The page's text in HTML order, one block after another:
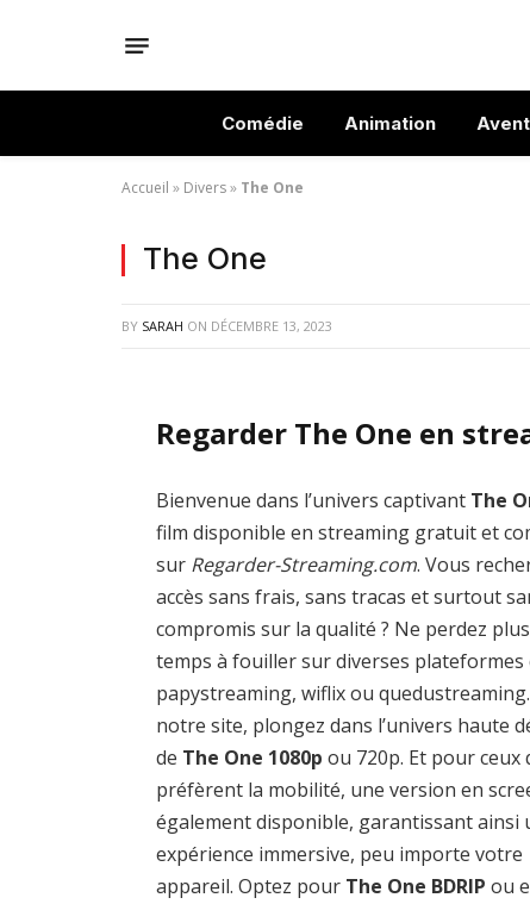
Comédie Animation
Accueil » Divers» The One
The One
BY SARAH ON DÉCEMBRE 13, 2023
Regarder The One en
Bienvenue dans l’univers captivant The
film disponible en streaming gratuit et
sur Regarder-Streaming.com. Vous
accès sans frais, sans tracas et surtout
compromis sur la qualité ? Ne perdez
temps à fouiller sur diverses plateformes
papystreaming, wiflix ou
notre site, plongez dans l’univers haute
de The One 1080p ou 720p. Et pour ceux
préfèrent la mobilité, une version en
également disponible, garantissant ainsi
expérience immersive, peu importe votre
appareil. Optez pour The One BDRIP ou